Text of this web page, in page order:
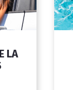
LA